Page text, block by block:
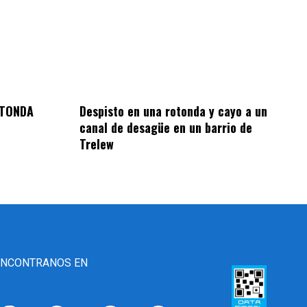
Despisto en una rotonda y cayo a un
canal de desagüe en un barrio de
Trelew
EN